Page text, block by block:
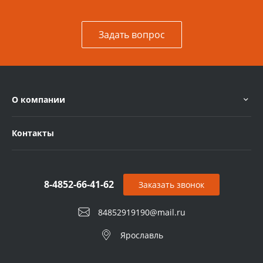
Задать вопрос
О компании
Контакты
84852919190@mail.ru
8-4852-66-41-62
Ярославль
Заказать звонок